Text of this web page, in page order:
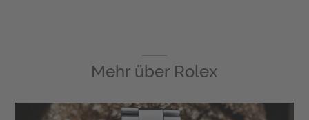
Mehr über Rolex